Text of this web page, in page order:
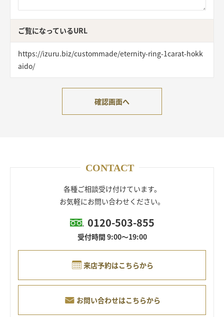
ご覧になっているURL
https://izuru.biz/custommade/eternity-ring-1carat-hokk
aido/
確認画面へ
CONTACT
各種ご相談受け付けています。
お気軽にお問い合わせください。
0120-503-855
受付時間 9:00～19:00
来店予約はこちらから
お問い合わせはこちらから